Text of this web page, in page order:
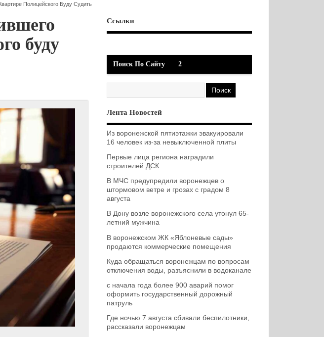
Полицейского Буду Судить
буду
Ссылки
Поиск По Сайту 2
Лента Новостей
Из воронежской пятиэтажки эвакуировали
16 человек из-за невыключенной плиты
Первые лица региона наградили
строителей ДСК
В МЧС предупредили воронежцев о
штормовом ветре и грозах с градом 8
августа
В Дону возле воронежского села утонул 65-
летний мужчина
В воронежском ЖК «Яблоневые сады»
продаются коммерческие помещения
Куда обращаться воронежцам по вопросам
отключения воды, разъяснили в водоканале
с начала года более 900 аварий помог
оформить государственный дорожный
патруль
Где ночью 7 августа сбивали беспилотники,
рассказали воронежцам